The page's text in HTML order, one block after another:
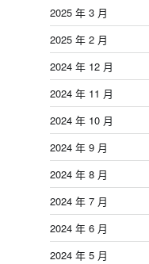
2025 年 3 月
2025 年 2 月
2024 年 12 月
2024 年 11 月
2024 年 10 月
2024 年 9 月
2024 年 8 月
2024 年 7 月
2024 年 6 月
2024 年 5 月